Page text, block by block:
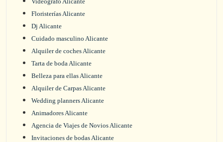
Floristerías Alicante
Dj Alicante
Cuidado masculino Alicante
Alquiler de coches Alicante
Tarta de boda Alicante
Belleza para ellas Alicante
Alquiler de Carpas Alicante
Wedding planners Alicante
Animadores Alicante
Agencia de Viajes de Novios Alicante
Invitaciones de bodas Alicante